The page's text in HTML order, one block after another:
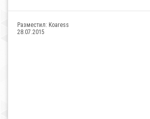
Разместил: Koaress
28.07.2015